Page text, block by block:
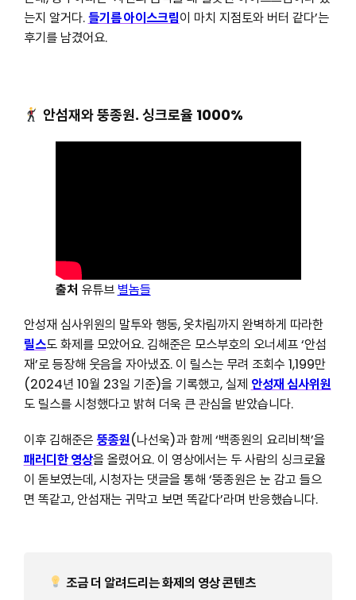
는지 알거다.들기름 아이스크림이 마치 지점토와 버터 같다’는
후기를 남겼어요.
안섬재와 뚱종원. 싱크로율 1000%
출처 유튜브 별놈들
안성재 심사위원의 말투와 행동, 옷차림까지 완벽하게 따라한
릴스도 화제를 모았어요. 김해준은 모스부호의 오너셰프 ‘안섬
재’로 등장해 웃음을 자아냈죠. 이 릴스는 무려 조회수 1,199만
(2024년 10월 23일 기준)을 기록했고, 실제 안성재 심사위원
도 릴스를 시청했다고 밝혀 더욱 큰 관심을 받았습니다.
이후 김해준은 뚱종원(나선욱)과 함께 ‘백종원의 요리비책’을
패러디한 영상을 올렸어요. 이 영상에서는 두 사람의 싱크로율
이 돋보였는데, 시청자는 댓글을 통해 ‘뚱종원은 눈 감고 들으
면 똑같고, 안섬재는 귀막고 보면 똑같다’라며 반응했습니다.
조금 더 알려드리는 화제의 영상 콘텐츠